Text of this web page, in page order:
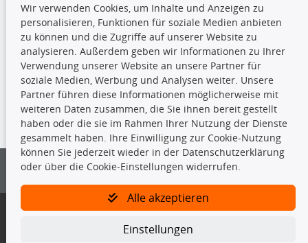
TecDoc Inside
Die hier angezeigten Daten insbesondere die gesamte Datenbank dürfen
nicht kopiert werden.
Es ist zu unterlassen, die Daten oder die gesamte Datenbank ohne
vorherige Zustimmung von TecDoc zu vervielfältigen, zu verbreiten
und/oder diese Handlungen durch Dritte ausführen zu lassen. Ein
Bitte prüfen Sie, ob das über unseren Onlineshop identifizierte Ersatzteil
Gegebenenfalls sind ergänzende Informationen notwendig, um
Wir verwenden Cookies, um Inhalte und Anzeigen zu
personalisieren, Funktionen für soziale Medien anbieten
zu können und die Zugriffe auf unserer Website zu
analysieren. Außerdem geben wir Informationen zu Ihrer
Verwendung unserer Website an unsere Partner für
soziale Medien, Werbung und Analysen weiter. Unsere
Partner führen diese Informationen möglicherweise mit
weiteren Daten zusammen, die Sie ihnen bereit gestellt
haben oder die sie im Rahmen Ihrer Nutzung der Dienste
gesammelt haben. Ihre Einwilligung zur Cookie-Nutzung
können Sie jederzeit wieder in der Datenschutzerklärung
oder über die Cookie-Einstellungen widerrufen.
Alle akzeptieren
Einstellungen